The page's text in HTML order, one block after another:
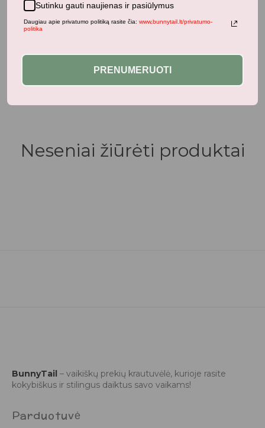
Jums taip pat gali patikti...
Panašūs produktai
Neseniai žiūrėti produktai
BunnyTail – vaikiškų prekių krautuvėlė, kurioje rasite
kokybiškus ir stilingus daiktus savo vaikams!
Parduotuvė
Sutinku gauti naujienas ir pasiūlymus
Daugiau apie privatumo politiką rasite čia: www.bunnytail.lt/privatumo-
politika
PRENUMERUOTI